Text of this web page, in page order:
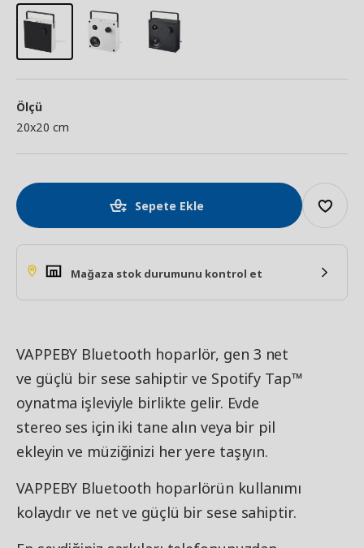
Ölçü
20x20 cm
Sepete Ekle
Mağaza stok durumunu kontrol et
VAPPEBY Bluetooth hoparlör, gen 3 net
ve güçlü bir sese sahiptir ve Spotify Tap™
oynatma işleviyle birlikte gelir. Evde
stereo ses için iki tane alın veya bir pil
ekleyin ve müziğinizi her yere taşıyın.
VAPPEBY Bluetooth hoparlörün kullanımı
kolaydır ve net ve güçlü bir sese sahiptir.